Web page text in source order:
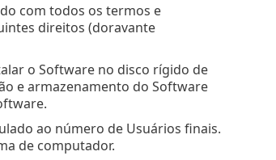
com todos os termos e
direitos (doravante
o Software no disco rígido de
e armazenamento do Software
ao número de Usuários finais.
de computador.